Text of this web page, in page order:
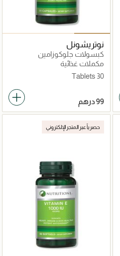
نوتريشونل
كبسولات جلوكوزامين
وشوندرويتين
مكملات غذائية
30 Tablets
حصرياً عبر المتجر الإلكتروني